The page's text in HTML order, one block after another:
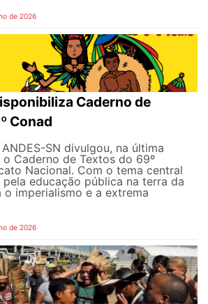
de 2026
Caderno de
Conad
SN divulgou, na última
Caderno de Textos do 69º
Nacional. Com o tema central
pela educação pública na terra da
o imperialismo e a extrema
de 2026